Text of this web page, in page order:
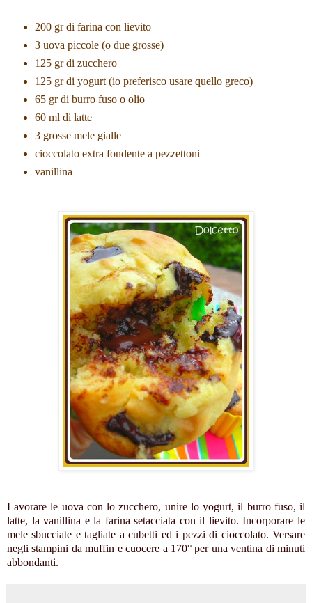
200 gr di farina con lievito
3 uova piccole (o due grosse)
125 gr di zucchero
125 gr di yogurt (io preferisco usare quello greco)
65 gr di burro fuso o olio
60 ml di latte
3 grosse mele gialle
cioccolato extra fondente a pezzettoni
vanillina
Lavorare le uova con lo zucchero, unire lo yogurt, il burro fuso, il
latte, la vanillina e la farina setacciata con il lievito. Incorporare le
mele sbucciate e tagliate a cubetti ed i pezzi di cioccolato. Versare
negli stampini da muffin e cuocere a 170° per una ventina di minuti
abbondanti.